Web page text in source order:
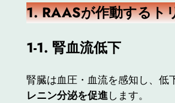
1. RAASが作動するト
1-1. 腎血流低下
腎臓は血圧・血流を感知し、低
レニン分泌を促進します。